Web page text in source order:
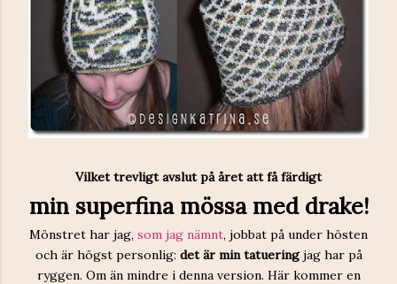
Vilket trevligt avslut på året att få färdigt
min superfina mössa med drake!
Mönstret har jag, som jag nämnt, jobbat på under hösten
och är högst personlig: det är min tatueringjag har på
ryggen. Om än mindre i denna version. Här kommer en